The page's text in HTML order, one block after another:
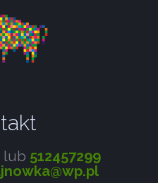
lub 512457299